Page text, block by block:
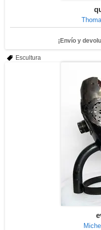
¡Envío y
Escultura